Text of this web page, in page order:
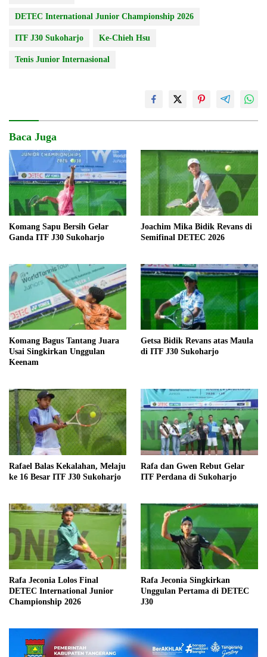
DETEC International Junior Championship 2026
ITF J30 Sukoharjo Ke-Chieh Hsu
Tenis Junior Internasional
Baca Juga
Komang Sapu Bersih Gelar
Ganda ITF J30 Sukoharjo
Joachim Mika Bidik Revans di
Semifinal DETEC 2026
Komang Bagus Tantang Juara
Usai Singkirkan Unggulan
Keenam
Getsa Bidik Revans atas Maula
di ITF J30 Sukoharjo
Rafael Balas Kekalahan, Melaju
ke 16 Besar ITF J30 Sukoharjo
Rafa dan Gwen Rebut Gelar
ITF Perdana di Sukoharjo
Rafa Jeconia Lolos Final
DETEC International Junior
Championship 2026
Rafa Jeconia Singkirkan
Unggulan Pertama di DETEC
J30